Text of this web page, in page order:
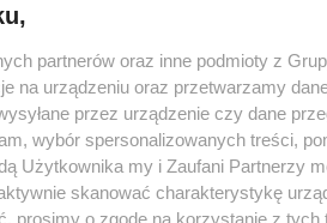
i Rybnik w świetny sposób
opublikowały w swoich socialach
swoich miast. Przedstawili je na
fundacji Kor…
partnerów oraz inne podmioty z
na urządzeniu oraz przetwarzamy
przez urządzenie czy dane
wybór spersonalizowanych treści,
Użytkownika my i Zaufani Partnerzy
skanować charakterystykę
prosimy o zgodę na korzystanie z tych